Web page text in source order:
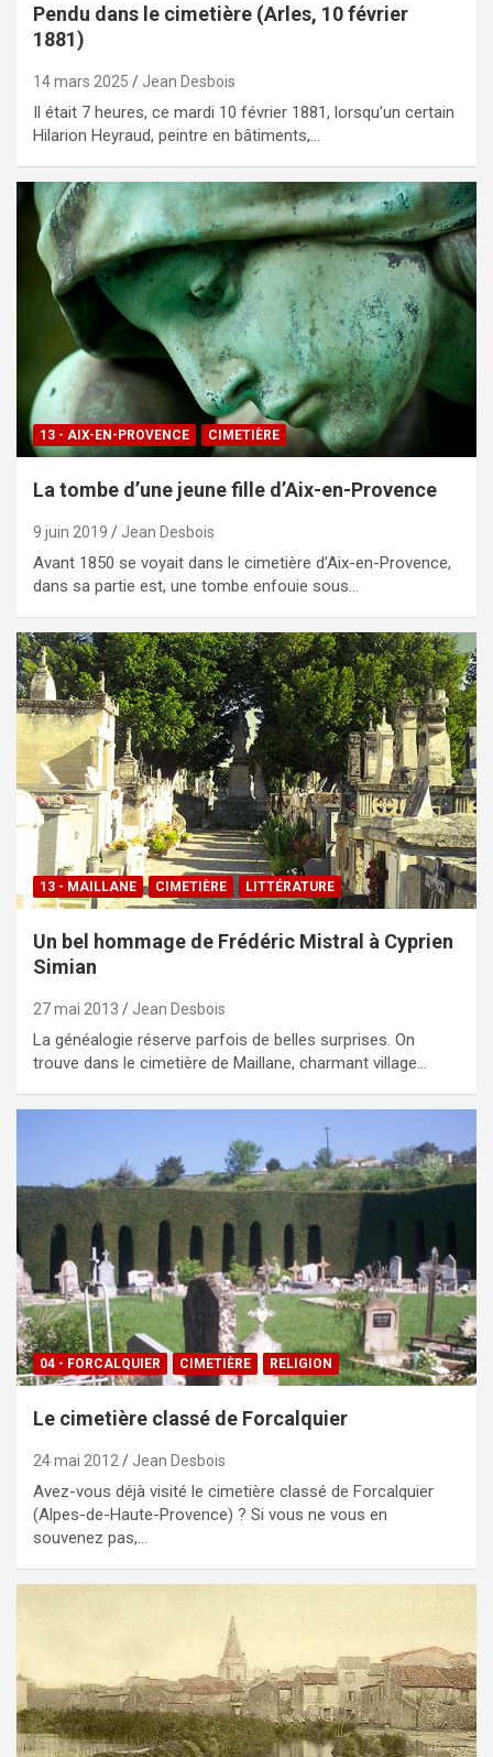
Pendu dans le cimetière (Arles, 10 février
1881)
14 mars 2025 Jean Desbois
Il était 7 heures, ce mardi 10 février 1881, lorsqu’un certain
Hilarion Heyraud, peintre en bâtiments,…
13 - AIX-EN-PROVENCE CIMETIÈRE
La tombe d’une jeune fille d’Aix-en-Provence
9 juin 2019 Jean Desbois
Avant 1850 se voyait dans le cimetière d’Aix-en-Provence,
dans sa partie est, une tombe enfouie sous…
13 - MAILLANE CIMETIÈRE LITTÉRATURE
Un bel hommage de Frédéric Mistral à Cyprien
Simian
27 mai 2013 Jean Desbois
La généalogie réserve parfois de belles surprises. On
trouve dans le cimetière de Maillane, charmant village…
04 - FORCALQUIER CIMETIÈRE RELIGION
Le cimetière classé de Forcalquier
24 mai 2012 Jean Desbois
Avez-vous déjà visité le cimetière classé de Forcalquier
(Alpes-de-Haute-Provence) ? Si vous ne vous en
souvenez pas,…